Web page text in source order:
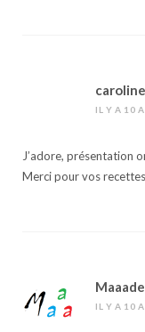
IL Y A 10
J’adore, présentation
Merci pour vos
IL Y A 10